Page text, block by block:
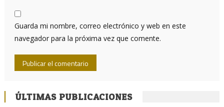
Guarda mi nombre, correo electrónico y web en este
navegador para la próxima vez que comente.
ÚLTIMAS PUBLICACIONES